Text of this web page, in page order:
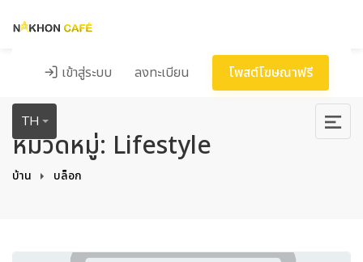
เข้าสู่ระบบ ลงทะเบียน โพสต์โฆษณาฟรี
TH
หมวดหมู่: Lifestyle
บ้าน บล็อก